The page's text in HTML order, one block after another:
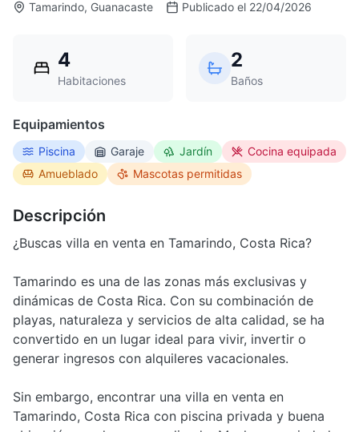
Tamarindo, Guanacaste Publicado el 22/04/2026
4
Habitaciones
2
Baños
Equipamientos
Piscina Garaje Jardín
Cocina equipada
Amueblado
Mascotas permitidas
Descripción
¿Buscas villa en venta en Tamarindo, Costa Rica?
Tamarindo es una de las zonas más exclusivas y
dinámicas de Costa Rica. Con su combinación de
playas, naturaleza y servicios de alta calidad, se ha
convertido en un lugar ideal para vivir, invertir o
generar ingresos con alquileres vacacionales.
Sin embargo, encontrar una villa en venta en
Tamarindo, Costa Rica con piscina privada y buena